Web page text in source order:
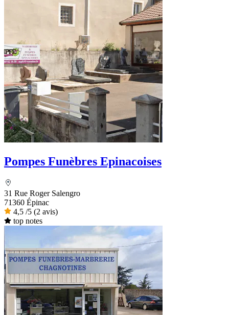
Pompes Funèbres Epinacoises
31 Rue Roger Salengro
71360 Épinac
4,5 /5 (2 avis)
top notes